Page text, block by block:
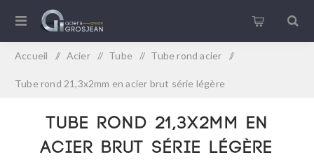
Accueil / Acier / Tube / Tube rond acier /
Tube rond 21,3x2mm en acier brut série légère
Tube rond 21,3x2mm en
acier brut série légère